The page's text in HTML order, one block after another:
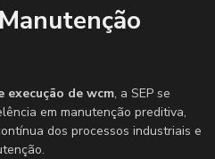
execução de wcm, a SEP se
em manutenção preditiva,
dos processos industriais e